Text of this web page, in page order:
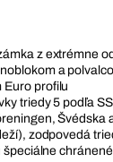
z extrémne
a
Euro profilu
triedy 5 podľa
Švédska
zodpovedá
špeciálne